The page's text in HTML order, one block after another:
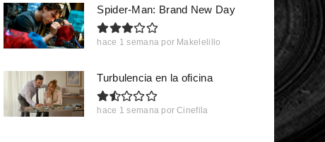
Spider-Man: Brand New Day
hace 1 semana por Makelelillo
Turbulencia en la oficina
hace 1 semana por Cinefila